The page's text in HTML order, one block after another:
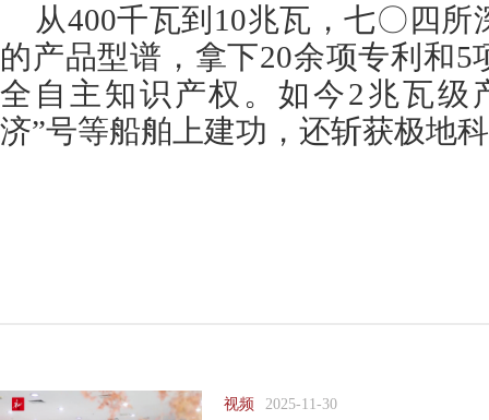
从400千瓦到10兆瓦，七〇四
的产品型谱，拿下20余项专利和5
全自主知识产权。如今2兆瓦级
济”号等船舶上建功，还斩获极地
视频 2025-11-30